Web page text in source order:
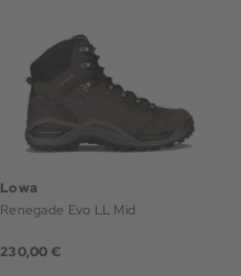
Lowa
Renegade Evo LL Mid
230,00 €